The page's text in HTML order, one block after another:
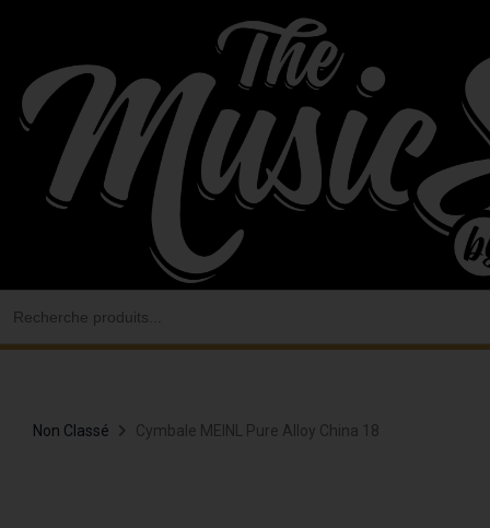
contenu
Non Classé Cymbale MEINL Pure Alloy China 18